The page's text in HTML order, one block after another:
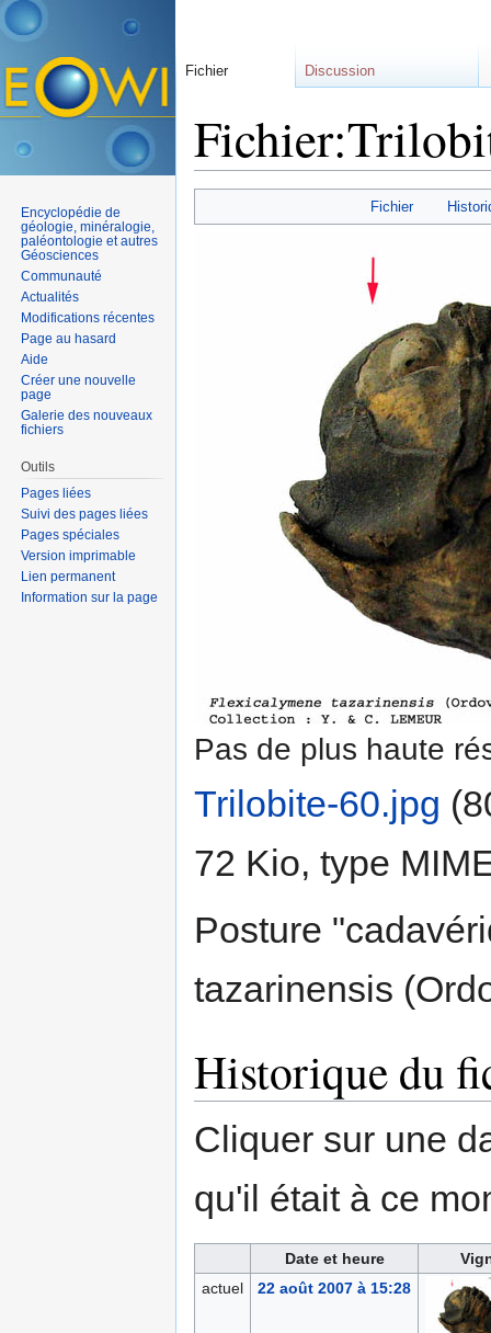
Fichier
Pas de plus haute
Trilobite-60.jpg
72 Kio, type
Posture
tazarinensis
Historique du
Cliquer sur une
qu'il était à ce
Date et heure
actuel
22 août 2007 à 15:28
Fichier Discussion
Encyclopédie de
géologie, minéralogie,
paléontologie et autres
Géosciences
Communauté
Actualités
Modifications récentes
Page au hasard
Aide
Créer une nouvelle
page
Galerie des nouveaux
fichiers
Outils
Pages liées
Suivi des pages liées
Pages spéciales
Version imprimable
Lien permanent
Information sur la page